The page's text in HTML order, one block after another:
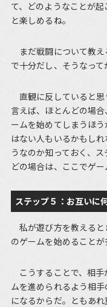
て、どのようなことが
と楽しめるね。
まだ戦闘について教
で十分だし、そうなっ
直観に反していると思
言えば、ほとんどの場
ームを始めてしまうほ
はない人もいるかもしれ
うなのか知っておく、
どの場合は、ここでゲ
ステップ５：お互いに
私が遊び方を教える
のゲームを始めることが
こうすることで、相手
ムを進められるよう相
になるからだ。ともあ